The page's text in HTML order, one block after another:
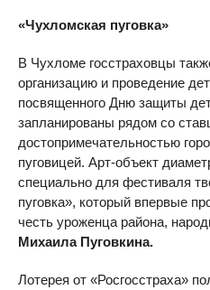
«Чухломская пуговка»
В Чухломе госстраховцы
организацию и проведение
посвященного Дню защиты
запланированы рядом со
достопримечательностью
пуговицей. Арт-объект
специально для фестиваля
пуговка», который впервые
честь уроженца района,
Михаила Пуговкина.
Лотерея от «Росгосстраха»